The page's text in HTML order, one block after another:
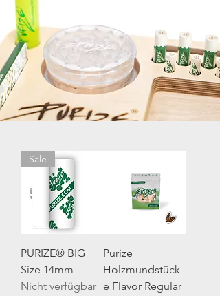
Sale
PURIZE® BIG
Size 14mm
Nicht verfügbar
Purize
Holzmundstück
e Flavor Regular